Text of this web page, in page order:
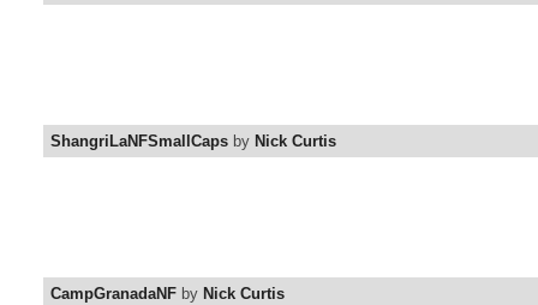
ShangriLaNFSmallCaps by Nick Curtis
CampGranadaNF by Nick Curtis